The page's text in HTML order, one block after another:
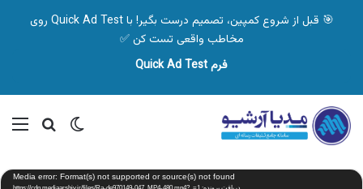
🎯 قبل از شروع کمپین، تصمیم درست بگیر! با Quick Ad Test روی
مخاطب واقعی تست کن ✅
فرم Quick Ad Test
تغییر پوسته
نمایشگر
ویدیو Media error: Format(s) not supported or source(s) not found
دریافت پرونده: https://cdn.mediaarshiv.ir/files/Ra-de970149-047_MP4-480.mp4?_=1